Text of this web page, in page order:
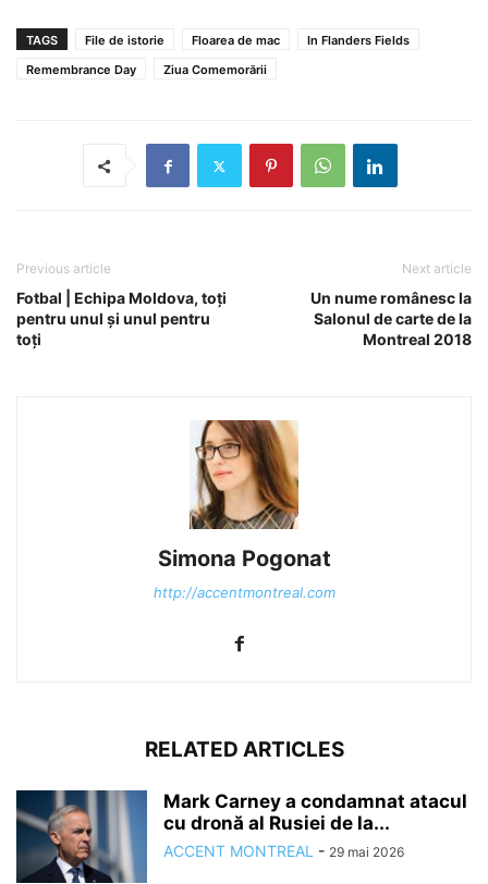
TAGS File de istorie Floarea de mac
In Flanders Fields
Remembrance Day
Ziua Comemorării
Previous article
Fotbal | Echipa Moldova, toți
pentru unul și unul pentru
toți
Next article
Un nume românesc la
Salonul de carte de la
Montreal 2018
Simona Pogonat
http://accentmontreal.com
RELATED ARTICLES
Mark Carney a condamnat atacul
cu dronă al Rusiei de la...
ACCENT MONTREAL - 29 mai 2026